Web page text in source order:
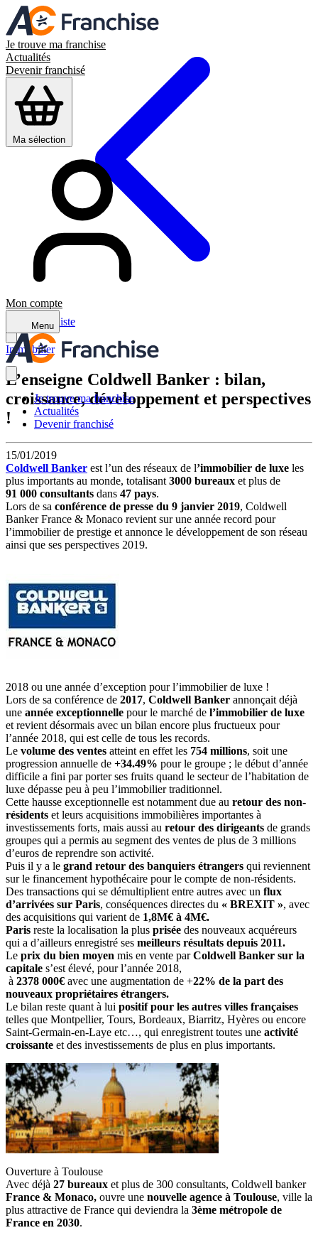
Je trouve ma franchise
Actualités
Devenir franchisé
Ma sélection
Mon compte
Menu
Je trouve ma franchise
Actualités
Devenir franchisé
Retour à la liste
Immobilier
L’enseigne Coldwell Banker : bilan,
croissance, développement et perspectives
!
15/01/2019
Coldwell Banker est l’un des réseaux de l’immobilier de luxe les
plus importants au monde, totalisant 3000 bureaux et plus de
91 000 consultants dans 47 pays.
Lors de sa conférence de presse du 9 janvier 2019, Coldwell
Banker France & Monaco revient sur une année record pour
l’immobilier de prestige et annonce le développement de son réseau
ainsi que ses perspectives 2019.
2018 ou une année d’exception pour l’immobilier de luxe !
Lors de sa conférence de 2017, Coldwell Banker annonçait déjà
une année exceptionnelle pour le marché de l’immobilier de luxe
et revient désormais avec un bilan encore plus fructueux pour
l’année 2018, qui est celle de tous les records.
Le volume des ventes atteint en effet les 754 millions, soit une
progression annuelle de +34.49% pour le groupe ; le début d’année
difficile a fini par porter ses fruits quand le secteur de l’habitation de
luxe dépasse peu à peu l’immobilier traditionnel.
Cette hausse exceptionnelle est notamment due au retour des non-
résidents et leurs acquisitions immobilières importantes à
investissements forts, mais aussi au retour des dirigeants de grands
groupes qui a permis au segment des ventes de plus de 3 millions
d’euros de reprendre son activité.
Puis il y a le grand retour des banquiers étrangers qui reviennent
sur le financement hypothécaire pour le compte de non-résidents.
Des transactions qui se démultiplient entre autres avec un flux
d’arrivées sur Paris, conséquences directes du « BREXIT », avec
des acquisitions qui varient de 1,8M€ à 4M€.
Paris reste la localisation la plus prisée des nouveaux acquéreurs
qui a d’ailleurs enregistré ses meilleurs résultats depuis 2011.
Le prix du bien moyen mis en vente parColdwell Banker sur la
capitale s’est élevé, pour l’année 2018,
à 2378 000€ avec une augmentation de +22% de la part des
nouveaux propriétaires étrangers.
Le bilan reste quant à lui positif pour les autres villes françaises
telles que Montpellier, Tours, Bordeaux, Biarritz, Hyères ou encore
Saint-Germain-en-Laye etc…, qui enregistrent toutes une activité
croissante et des investissements de plus en plus importants.
Ouverture à Toulouse
Avec déjà 27 bureaux et plus de 300 consultants, Coldwell banker
France & Monaco, ouvre une nouvelle agence à Toulouse, ville la
plus attractive de France qui deviendra la 3ème métropole de
France en 2030.